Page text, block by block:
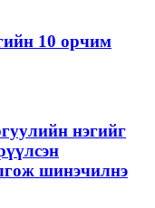
10 орчим
нэгийг
шинэчилнэ